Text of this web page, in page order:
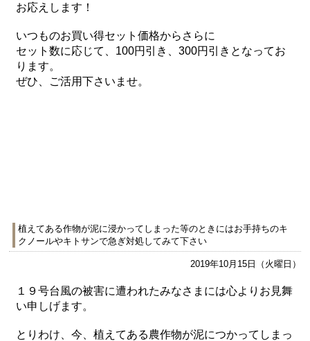
お応えします！
いつものお買い得セット価格からさらに
セット数に応じて、100円引き、300円引きとなってお
ります。
ぜひ、ご活用下さいませ。
植えてある作物が泥に浸かってしまった等のときにはお手持ちのキ
クノールやキトサンで急ぎ対処してみて下さい
2019年10月15日（火曜日）
１９号台風の被害に遭われたみなさまには心よりお見舞
い申しげます。
とりわけ、今、植えてある農作物が泥につかってしまっ